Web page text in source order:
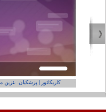
کاریکاتور | پزشکیان: